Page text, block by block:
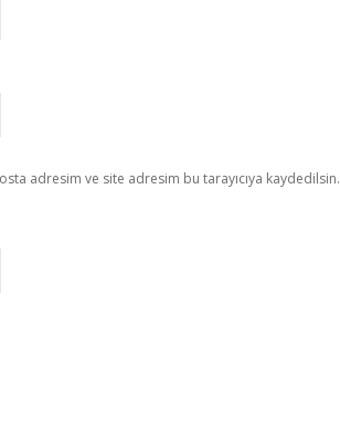
adresim ve site adresim bu tarayıcıya kaydedilsin.